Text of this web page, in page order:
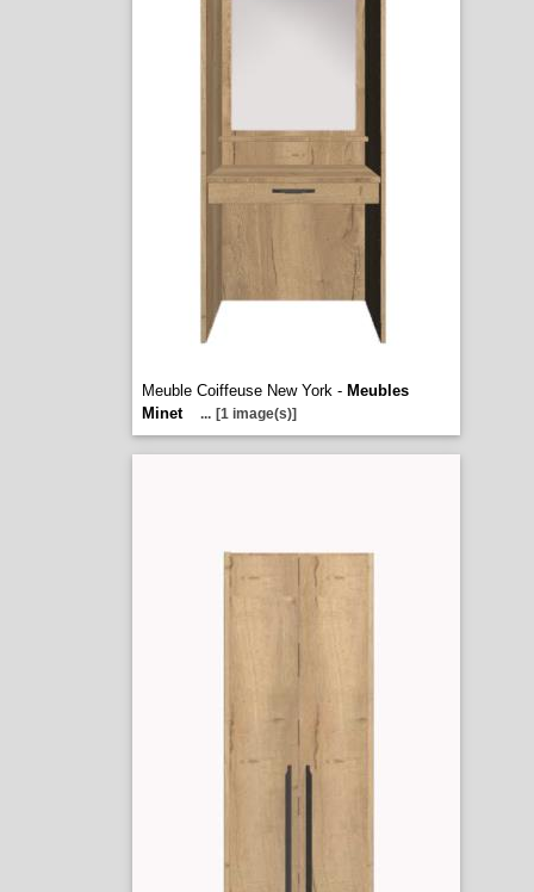
Meuble Coiffeuse New York - Meubles
Minet
... [1 image(s)]